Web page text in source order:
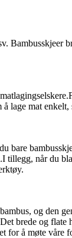
Bambusskjeer
lage mat
bare
når du
og den
brede og flate
for å møte våre